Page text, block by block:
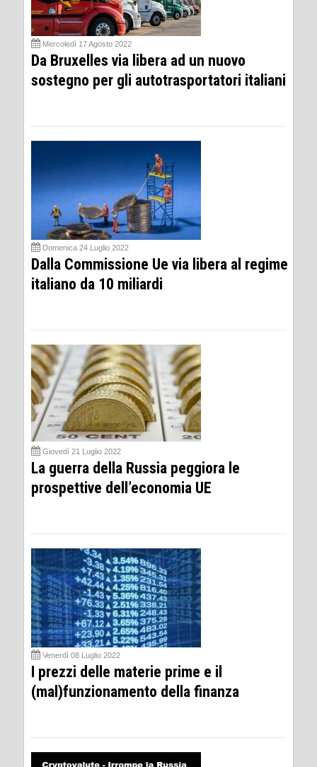
Mercoledì 17 Agosto 2022
Da Bruxelles via libera ad un nuovo
sostegno per gli autotrasportatori italiani
Domenica 24 Luglio 2022
Dalla Commissione Ue via libera al regime
italiano da 10 miliardi
Giovedì 21 Luglio 2022
La guerra della Russia peggiora le
prospettive dell’economia UE
Venerdì 08 Luglio 2022
I prezzi delle materie prime e il
(mal)funzionamento della finanza